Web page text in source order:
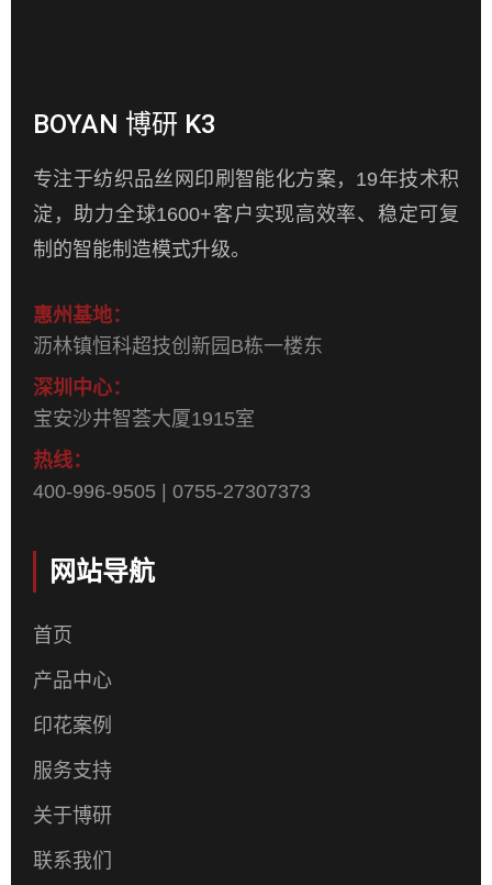
BOYAN 博研 K3
专注于纺织品丝网印刷智能化方案，19年技术积
淀，助力全球1600+客户实现高效率、稳定可复
制的智能制造模式升级。
惠州基地：
沥林镇恒科超技创新园B栋一楼东
深圳中心：
宝安沙井智荟大厦1915室
热线：
400-996-9505 | 0755-27307373
网站导航
首页
产品中心
印花案例
服务支持
关于博研
联系我们